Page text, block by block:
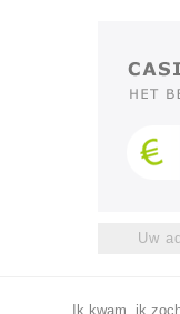
Uw
Ik kwam, ik